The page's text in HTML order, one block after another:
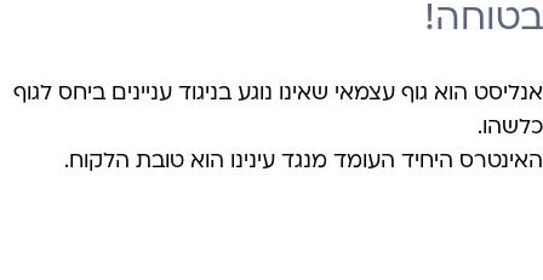
בטוחה!
אנליסט הוא גוף עצמאי שאינו נוגע בניגוד עניינים ביחס לגוף
כלשהו.
האינטרס היחיד העומד מנגד עינינו הוא טובת הלקוח.